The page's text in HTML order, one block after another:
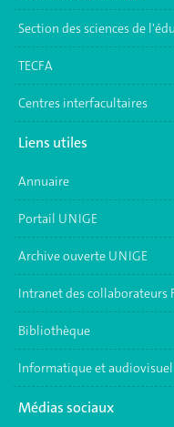
Section des sciences de
TECFA
Centres interfacultaires
Liens utiles
Annuaire
Portail UNIGE
Archive ouverte UNIGE
Intranet des collaborateurs
Bibliothèque
Informatique et audiovisuel
Médias sociaux